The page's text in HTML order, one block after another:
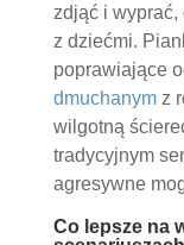
zdjąć i
z dziećmi.
poprawiające
dmuchanymz
wilgotną
tradycyjnym
agresywne
Co lepsze na